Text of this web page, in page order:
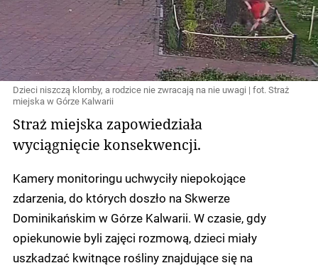
Dzieci niszczą klomby, a rodzice nie zwracają na nie uwagi | fot. Straż
miejska w Górze Kalwarii
Straż miejska zapowiedziała
wyciągnięcie konsekwencji.
Kamery monitoringu uchwyciły niepokojące
zdarzenia, do których doszło na Skwerze
Dominikańskim w Górze Kalwarii. W czasie, gdy
opiekunowie byli zajęci rozmową, dzieci miały
uszkadzać kwitnące rośliny znajdujące się na